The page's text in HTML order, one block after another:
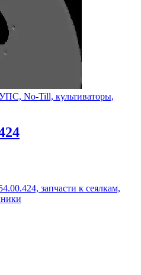
No-Till, культиваторы,
запчасти к сеялкам,